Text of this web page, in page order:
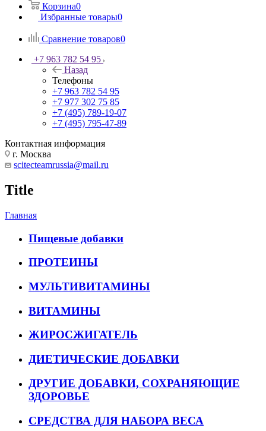
Корзина0
Избранные товары0
Сравнение товаров0
+7 963 782 54 95
Назад
Телефоны
+7 963 782 54 95
+7 977 302 75 85
+7 (495) 789-19-07
+7 (495) 795-47-89
Контактная информация
г. Москва
scitecteamrussia@mail.ru
Title
Главная
Пищевые добавки
ПРОТЕИНЫ
МУЛЬТИВИТАМИНЫ
ВИТАМИНЫ
ЖИРОСЖИГАТЕЛЬ
ДИЕТИЧЕСКИЕ ДОБАВКИ
ДРУГИЕ ДОБАВКИ, СОХРАНЯЮЩИЕ
ЗДОРОВЬЕ
СРЕДСТВА ДЛЯ НАБОРА ВЕСА